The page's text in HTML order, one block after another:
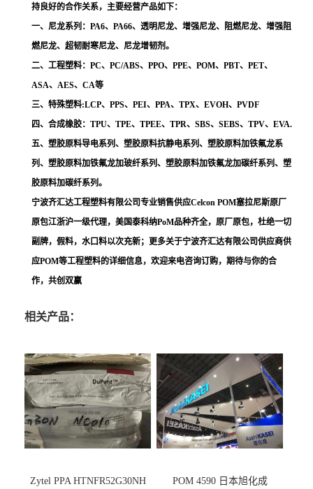
持良好的合作关系，主要经营产品如下：
一、尼龙系列：PA6、PA66、透明尼龙、增强尼龙、阻燃尼龙、增强阻
燃尼龙、超韧耐寒尼龙、尼龙增韧剂。
二、工程塑料：PC、PC/ABS、PPO、PPE、POM、PBT、PET、
ASA、AES、CA等
三、特殊塑料:LCP、PPS、PEI、PPA、TPX、EVOH、PVDF
四、合成橡胶：TPU、TPE、TPEE、TPR、SBS、SEBS、TPV、EVA.
五、塑胶原料导电系列、塑胶原料抗静电系列、塑胶原料加铁氟龙系
列、塑胶原料加铁氟龙加玻纤系列、塑胶原料加铁氟龙加碳纤系列、塑
胶原料加碳纤系列。
宁波齐汇达工程塑料有限公司专业销售供应Celcon POM塞拉尼斯原厂
原包江浙沪一级代理，美国泰科纳PoM品种齐全，原厂原包，杜绝一切
副牌，假料，水口料以次充新；更多关于宁波齐汇达有限公司供应商供
应POM等工程塑料的详细信息，欢迎来电咨询订购，期待与你的合
作，共创双赢
相关产品：
Zytel PPA HTNFR52G30NH POM 4590 日本旭化成